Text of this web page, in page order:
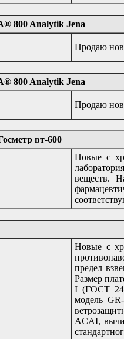
800 Analytik Jena
Продаю
800 Analytik Jena
Продаю
вт-600
Новые с
веществ.
Новые с
предел
Размер
I (ГОСТ
модель
ACAI,